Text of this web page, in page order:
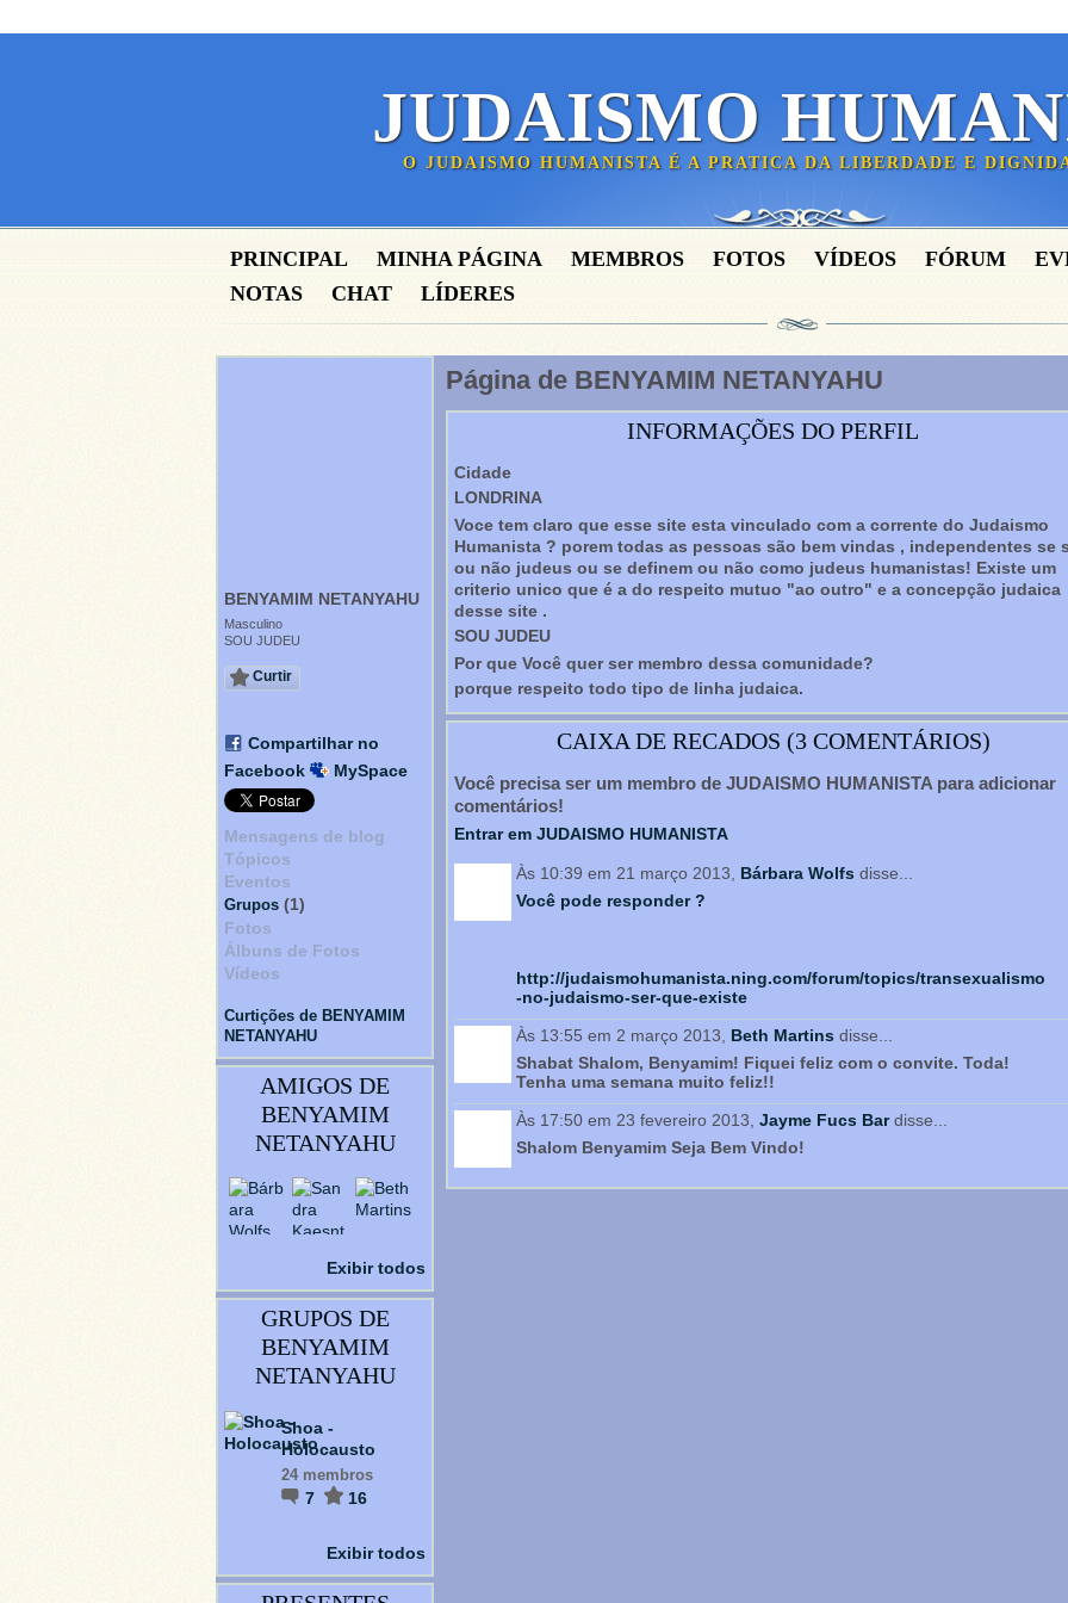
JUDAISMO
O JUDAISMO HUMANISTA É A PRATICA DA LIBERDADE E
PRINCIPAL MINHA PÁGINA MEMBROS FOTOS VÍDEOS FÓRUM
NOTAS
CHAT LÍDERES
BENYAMIM NETANYAHU
Masculino
SOU JUDEU
Curtir
Compartilhar no
Facebook
MySpace
Mensagens de blog
Tópicos
Eventos
Grupos (1)
Fotos
Álbuns de Fotos
Vídeos
Curtições de BENYAMIM
NETANYAHU
AMIGOS DE
BENYAMIM
NETANYAHU
Exibir todos
GRUPOS DE
BENYAMIM
NETANYAHU
Shoa -
Holocausto
24 membros
7 16
Exibir todos
Página de BENYAMIM NETANYAHU
INFORMAÇÕES DO PERFIL
Cidade
LONDRINA
Voce tem claro que esse site esta vinculado com a corrente do Judaismo
Humanista ? porem todas as pessoas são bem vindas , independentes se
ou não judeus ou se definem ou não como judeus humanistas! Existe um
criterio unico que é a do respeito mutuo "ao outro" e a concepção judaica
desse site .
SOU JUDEU
Por que Você quer ser membro dessa comunidade?
porque respeito todo tipo de linha judaica.
CAIXA DE RECADOS (3 COMENTÁRIOS)
Você precisa ser um membro de JUDAISMO HUMANISTA para adicionar
comentários!
Entrar em JUDAISMO HUMANISTA
Às 10:39 em 21 março 2013, Bárbara Wolfs disse...
Você pode responder ?
http://judaismohumanista.ning.com/forum/topics/transexualismo
-no-judaismo-ser-que-existe
Às 13:55 em 2 março 2013, Beth Martins disse...
Shabat Shalom, Benyamim! Fiquei feliz com o convite. Toda!
Tenha uma semana muito feliz!!
Às 17:50 em 23 fevereiro 2013, Jayme Fucs Bardisse...
Shalom Benyamim Seja Bem Vindo!